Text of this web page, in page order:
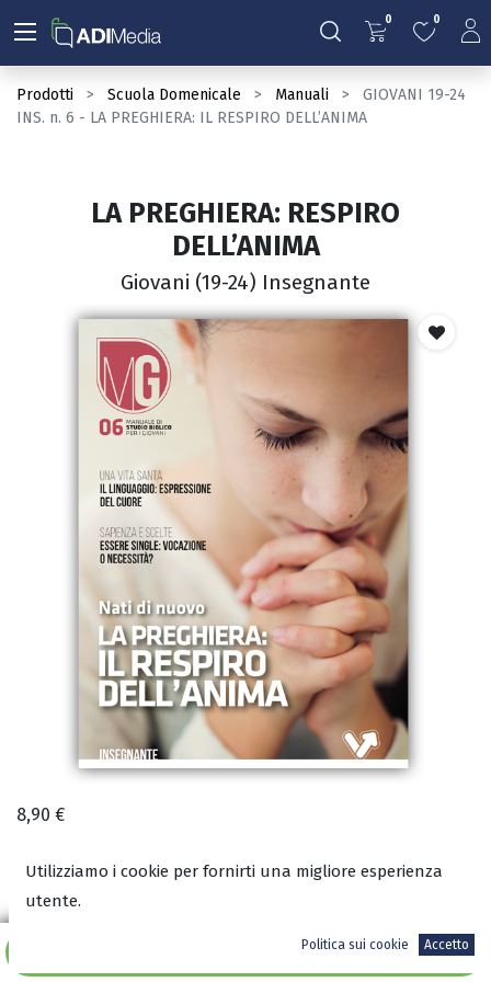
0 0
Prodotti Scuola Domenicale Manuali
GIOVANI 19-24
INS. n. 6 - LA PREGHIERA: IL RESPIRO DELL’ANIMA
Aggiungi al carrello
LA PREGHIERA: RESPIRO
DELL’ANIMA
Giovani (19-24) Insegnante
8,90 €
Utilizziamo i cookie per fornirti una migliore esperienza
utente.
Politica sui cookie Accetto